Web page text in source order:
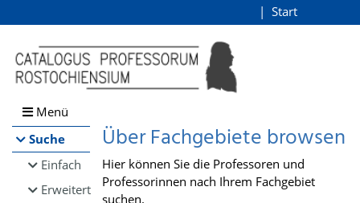
Browsen
direkt zum Inhalt
Start
Menü
Suche
Einfach
Erweitert
Über Fachgebiete browsen
Hier können Sie die Professoren und
Professorinnen nach Ihrem Fachgebiet
suchen.